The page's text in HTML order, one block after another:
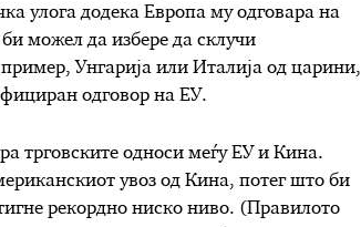
улога додека Европа му одговара на
можел да избере да склучи
Унгарија или Италија од царини,
одговор на ЕУ.
трговските односи меѓу ЕУ и Кина.
увоз од Кина, потег што би
рекордно ниско ниво. (Правилото